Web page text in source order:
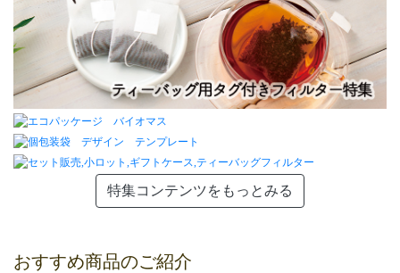
特集コンテンツをもっとみる
おすすめ商品のご紹介